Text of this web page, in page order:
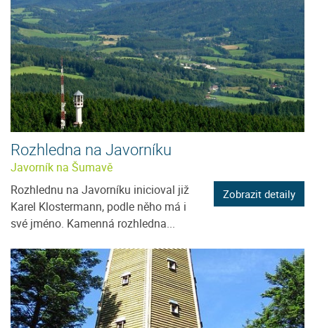
Rozhledna na Javorníku
Javorník na Šumavě
Rozhlednu na Javorníku inicioval již
Karel Klostermann, podle něho má i
své jméno. Kamenná rozhledna...
Zobrazit detaily